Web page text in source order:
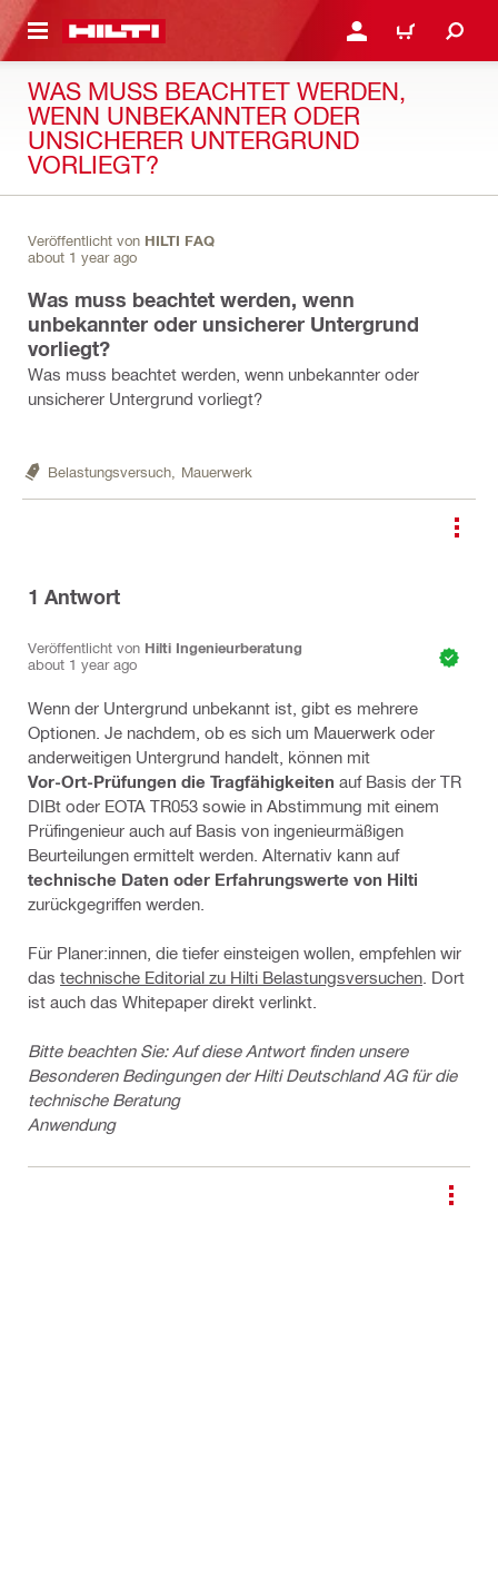
ANMELDEN ODER
WARENKORB
WAS MUSS BEACHTET WERDEN,
WENN UNBEKANNTER ODER
UNSICHERER UNTERGRUND
VORLIEGT?
Veröffentlicht von HILTI FAQ
about 1 year ago
Was muss beachtet werden, wenn
unbekannter oder unsicherer Untergrund
vorliegt?
Was muss beachtet werden, wenn unbekannter oder
unsicherer Untergrund vorliegt?
Belastungsversuch, Mauerwerk
1 Antwort
Veröffentlicht von Hilti Ingenieurberatung
about 1 year ago
Wenn der Untergrund unbekannt ist, gibt es mehrere
Optionen. Je nachdem, ob es sich um Mauerwerk oder
anderweitigen Untergrund handelt, können mit
Vor-Ort-Prüfungen die Tragfähigkeiten auf Basis der TR
DIBt oder EOTA TR053 sowie in Abstimmung mit einem
Prüfingenieur auch auf Basis von ingenieurmäßigen
Beurteilungen ermittelt werden. Alternativ kann auf
technische Daten oder Erfahrungswerte von Hilti
zurückgegriffen werden.
Für Planer:innen, die tiefer einsteigen wollen, empfehlen wir
das technische Editorial zu Hilti Belastungsversuchen . Dort
ist auch das Whitepaper direkt verlinkt.
Bitte beachten Sie: Auf diese Antwort finden unsere
Besonderen Bedingungen der Hilti Deutschland AG für die
technische Beratung
Anwendung